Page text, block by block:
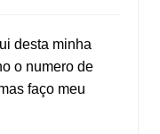
desta minha
o numero de
faço meu